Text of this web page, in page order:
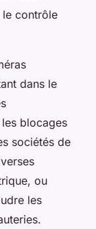
contrôle
dans le
blocages
sociétés de
ou
les